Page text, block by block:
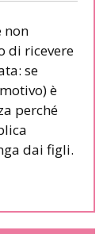
non
di ricevere
se
è
perché
dai figli.